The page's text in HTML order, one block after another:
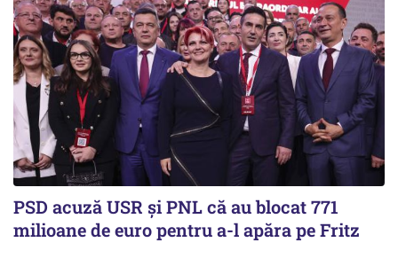
PSD acuză USR și PNL că au blocat 771
milioane de euro pentru a-l apăra pe Fritz